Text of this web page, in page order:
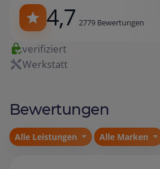
4,7 2779 Bewertungen
verifiziert
Werkstatt
Bewertungen
Alle Leistungen Alle Marken